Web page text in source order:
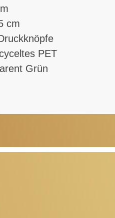
cm
PET
Grün